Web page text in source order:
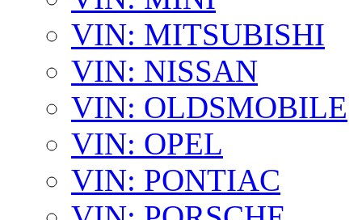
VIN: MITSUBISHI
VIN: NISSAN
VIN: OLDSMOBILE
VIN: OPEL
VIN: PONTIAC